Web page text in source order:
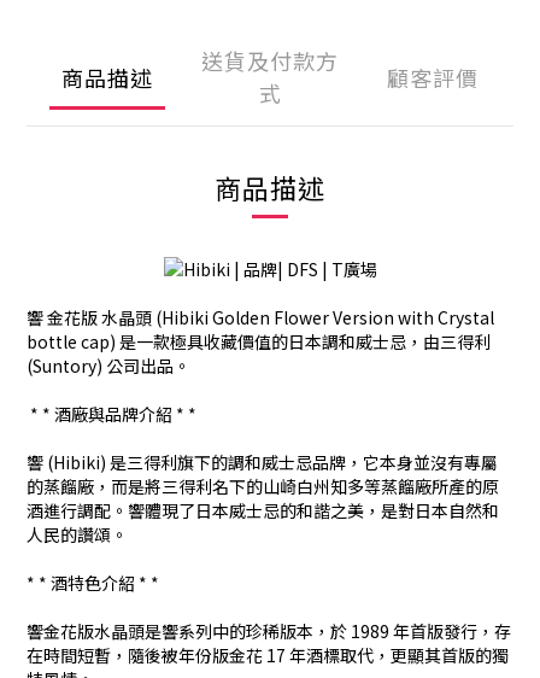
商品描述
送貨及付款方
式
顧客評價
商品描述
響 金花版 水晶頭 (Hibiki Golden Flower Version with Crystal
bottle cap) 是一款極具收藏價值的日本調和威士忌，由三得利
(Suntory) 公司出品。
* * 酒廠與品牌介紹 * *
響 (Hibiki) 是三得利旗下的調和威士忌品牌，它本身並沒有專屬
的蒸餾廠，而是將三得利名下的山崎白州知多等蒸餾廠所產的原
酒進行調配。響體現了日本威士忌的和諧之美，是對日本自然和
人民的讚頌。
* * 酒特色介紹 * *
響金花版水晶頭是響系列中的珍稀版本，於 1989 年首版發行，存
在時間短暫，隨後被年份版金花 17 年酒標取代，更顯其首版的獨